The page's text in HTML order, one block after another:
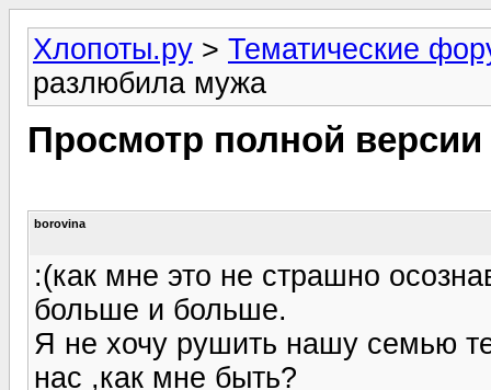
Хлопоты.ру > Тематические
разлюбила мужа
Просмотр полной
borovina
:(как мне это не страшно
больше и больше.
Я не хочу рушить нашу семью
нас ,как мне быть?